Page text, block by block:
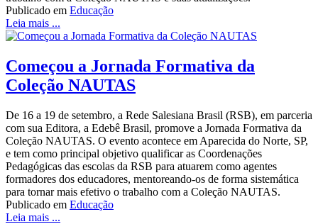
Publicado em Educação
Leia mais ...
Começou a Jornada Formativa da
Coleção NAUTAS
De 16 a 19 de setembro, a Rede Salesiana Brasil (RSB), em parceria
com sua Editora, a Edebê Brasil, promove a Jornada Formativa da
Coleção NAUTAS. O evento acontece em Aparecida do Norte, SP,
e tem como principal objetivo qualificar as Coordenações
Pedagógicas das escolas da RSB para atuarem como agentes
formadores dos educadores, mentoreando-os de forma sistemática
para tornar mais efetivo o trabalho com a Coleção NAUTAS.
Publicado em Educação
Leia mais ...